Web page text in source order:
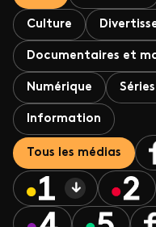
Culture
Documentaires et
Numérique
Information
Tous les médias